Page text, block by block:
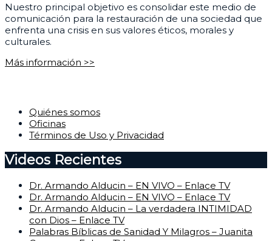
Nuestro principal objetivo es consolidar este medio de
comunicación para la restauración de una sociedad que
enfrenta una crisis en sus valores éticos, morales y
culturales.
Más información >>
Quiénes somos
Oficinas
Términos de Uso y Privacidad
Videos Recientes
Dr. Armando Alducin – EN VIVO – Enlace TV
Dr. Armando Alducin – EN VIVO – Enlace TV
Dr. Armando Alducin – La verdadera INTIMIDAD
con Dios – Enlace TV
Palabras Bíblicas de Sanidad Y Milagros – Juanita